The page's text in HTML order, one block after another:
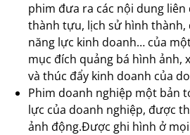
phim đưa ra các nội dung
thành tựu, lịch sử hình thành,
năng lực kinh doanh… của
mục đích quảng bá hình ảnh,
và thúc đẩy kinh doanh của
Phim doanh nghiệp một bản
lực của doanh nghiệp, được
ảnh động.Được ghi hình ở